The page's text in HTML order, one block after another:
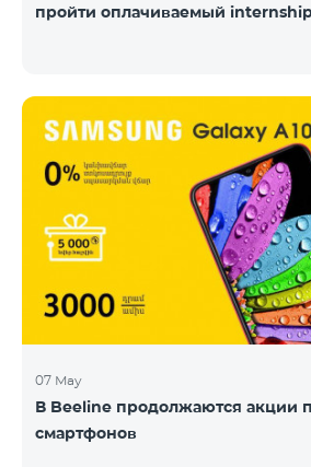
пройти оплачиваемый
07 May
В Beeline продолжаются акции
смартфонов